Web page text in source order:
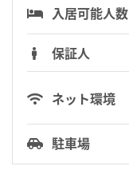
入居可能人数
保証人
ネット環境
駐車場